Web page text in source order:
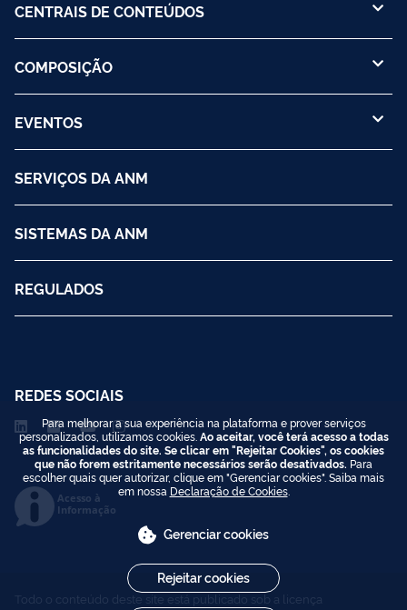
CENTRAIS DE CONTEÚDOS
COMPOSIÇÃO
EVENTOS
SERVIÇOS DA ANM
SISTEMAS DA ANM
REGULADOS
REDES SOCIAIS
Acesso à
Informação
Todo o conteúdo deste site está publicado sob a licença
Para melhorar a sua experiência na plataforma e prover serviços
personalizados, utilizamos cookies. Ao aceitar, você terá acesso a todas
as funcionalidades do site. Se clicar em "Rejeitar Cookies", os cookies
que não forem estritamente necessários serão desativados. Para
escolher quais quer autorizar, clique em "Gerenciar cookies". Saiba mais
em nossa Declaração de Cookies.
Gerenciar cookies
Rejeitar cookies